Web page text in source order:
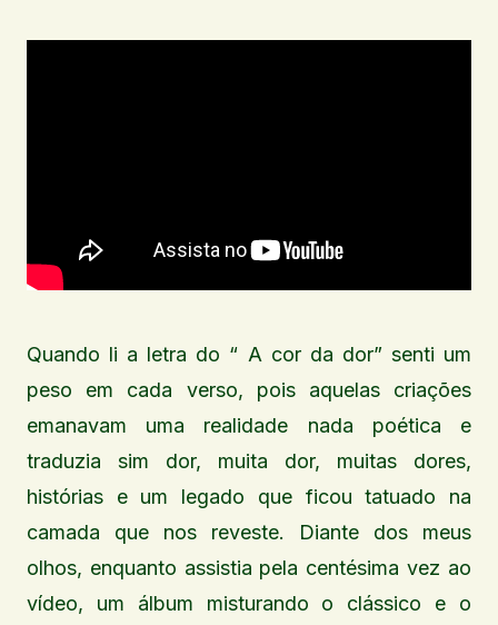
Quando li a letra do “ A cor da dor” senti um
peso em cada verso, pois aquelas criações
emanavam uma realidade nada poética e
traduzia sim dor, muita dor, muitas dores,
histórias e um legado que ficou tatuado na
camada que nos reveste. Diante dos meus
olhos, enquanto assistia pela centésima vez ao
vídeo, um álbum misturando o clássico e o